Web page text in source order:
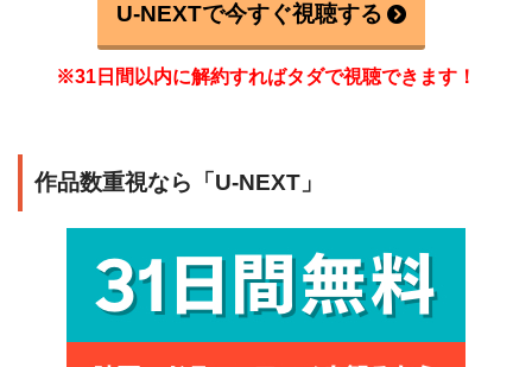
U-NEXTで今すぐ視聴する
※31日間以内に解約すればタダで視聴できます！
作品数重視なら「U-NEXT」